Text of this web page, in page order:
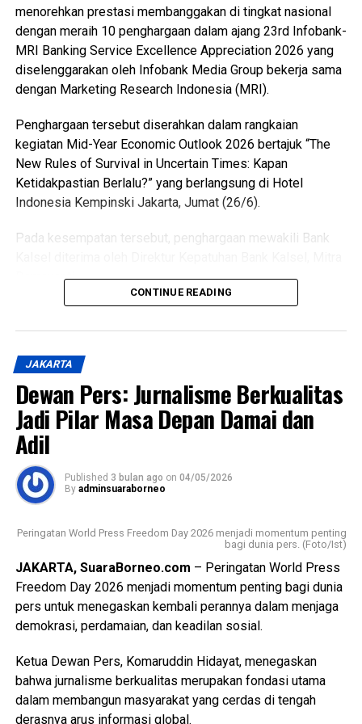
Views: 48
Bagikan ke
Messenger 0 Twitter/X 0
menorehkan prestasi membanggakan di tingkat nasional
dengan meraih 10 penghargaan dalam ajang 23rd Infobank-
MRI Banking Service Excellence Appreciation 2026 yang
diselenggarakan oleh Infobank Media Group bekerja sama
dengan Marketing Research Indonesia (MRI).
Penghargaan tersebut diserahkan dalam rangkaian
kegiatan Mid-Year Economic Outlook 2026 bertajuk “The
New Rules of Survival in Uncertain Times: Kapan
Ketidakpastian Berlalu?” yang berlangsung di Hotel
Indonesia Kempinski Jakarta, Jumat (26/6).
Pada kesempatan tersebut, penghargaan mewakili Bank
Damayanti.
independen yang dilakukan oleh Marketing Research
melalui berbagai kanal layanan, baik layanan tatap muka
(walk-in channel) maupun layanan digital (digital channel).
Penilaian dilakukan secara komprehensif terhadap
pengalaman nasabah pada berbagai titik interaksi layanan,
mulai dari kantor cabang, ATM, call center, website, email,
live chat, SMS Banking, hingga kanal digital lainnya.
Pada ajang tersebut, Bank Kalsel berhasil meraih
Consecutive Years (2021–2025) – Golden Award
• The 2nd Best Region Bank in Service Excellence 2026 –
Overall Walk In Channel and Digital Channel
• The Best Region Bank in Excellence Website
• The 2nd Best Region Bank in Excellence Satpam
• The 2nd Best Region Bank in Excellence Convenient
Branch Experience
• The 2nd Best Region Bank in Excellence ATM
CONTINUE READING
JAKARTA
Dewan Pers: Jurnalisme Berkualitas
Jadi Pilar Masa Depan Damai dan
Adil
Published 3 bulan ago on 04/05/2026
By adminsuaraborneo
Peringatan World Press Freedom Day 2026 menjadi momentum penting
bagi dunia pers. (Foto/Ist)
JAKARTA, SuaraBorneo.com – Peringatan World Press
Freedom Day 2026 menjadi momentum penting bagi dunia
pers untuk menegaskan kembali perannya dalam menjaga
demokrasi, perdamaian, dan keadilan sosial.
Ketua Dewan Pers, Komaruddin Hidayat, menegaskan
bahwa jurnalisme berkualitas merupakan fondasi utama
dalam membangun masyarakat yang cerdas di tengah
derasnya arus informasi global.